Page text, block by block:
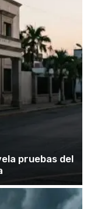
pruebas del